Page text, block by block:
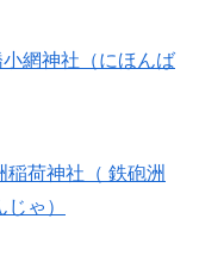
網神社（にほんば
稲荷神社（ 鉄砲洲
ゃ）